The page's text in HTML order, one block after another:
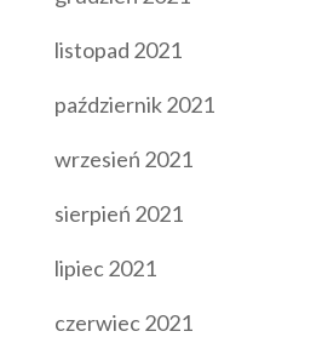
listopad 2021
październik 2021
wrzesień 2021
sierpień 2021
lipiec 2021
czerwiec 2021